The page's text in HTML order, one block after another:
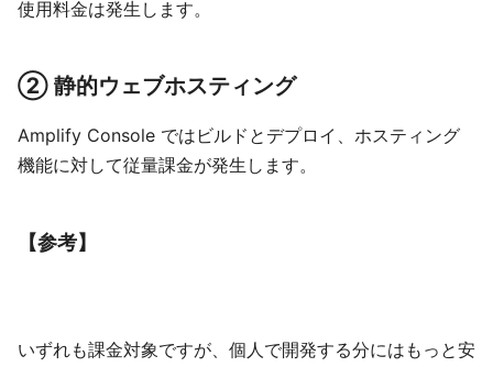
使用料金は発生します。
② 静的ウェブホスティング
Amplify Console ではビルドとデプロイ、ホスティング
機能に対して従量課金が発生します。
【参考】
いずれも課金対象ですが、個人で開発する分にはもっと安